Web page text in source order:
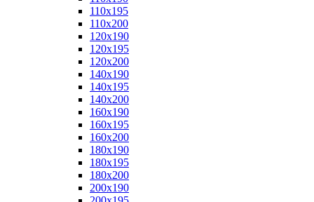
110x195
110x200
120x190
120x195
120x200
140x190
140x195
140x200
160x190
160x195
160x200
180x190
180x195
180x200
200x190